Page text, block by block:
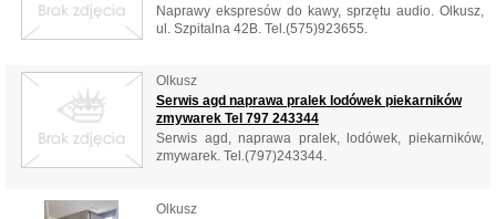
Naprawy ekspresów do kawy, sprzętu audio. Olkusz,
ul. Szpitalna 42B. Tel.(575)923655.
Olkusz
Serwis agd naprawa pralek lodówek piekarników
zmywarek Tel 797 243344
Serwis agd, naprawa pralek, lodówek, piekarników,
zmywarek. Tel.(797)243344.
Olkusz